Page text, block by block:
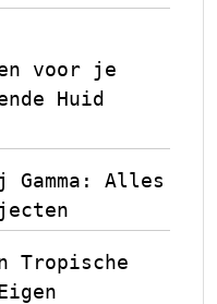
voor je
Huid
Alles
Tropische